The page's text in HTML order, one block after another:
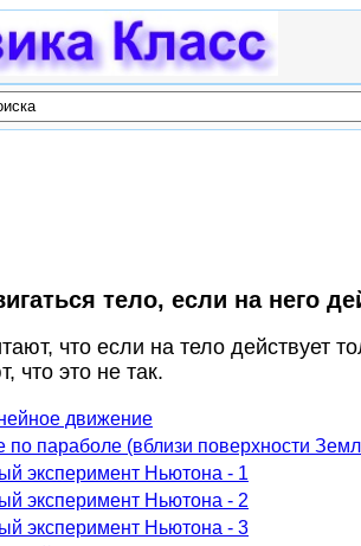
тело, если на него
что если на тело действует
что это не так.
движение
по параболе (вблизи поверхности
эксперимент Ньютона - 1
эксперимент Ньютона - 2
эксперимент Ньютона - 3